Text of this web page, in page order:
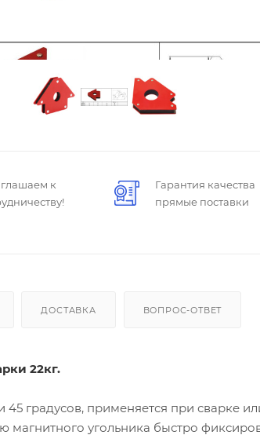
к
Гарантия качества
прямые поставки
ДОСТАВКА ВОПРОС-ОТВЕТ
22кг.
градусов, применяется при сварке
угольника быстро